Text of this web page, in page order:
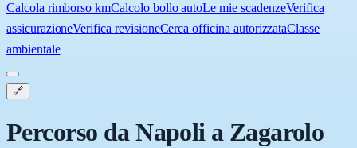
Calcola rimborso kmCalcolo bollo autoLe mie scadenzeVerifica
assicurazioneVerifica revisioneCerca officina autorizzataClasse
ambientale
🔗
Percorso da Napoli a Zagarolo